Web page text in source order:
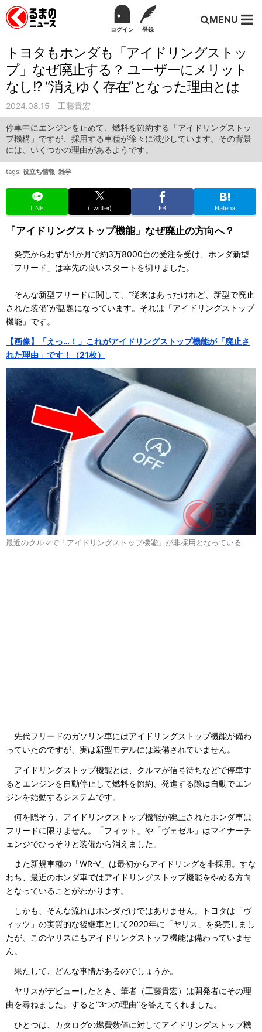
ログイン 登録
MENU
トヨタもホンダも「アイドリングストッ
プ」なぜ廃止する？ ユーザーにメリット
なし!? “消えゆく存在”となった理由とは
2024.08.15 工藤貴宏
停車中にエンジンを止めて、燃料を節約する「アイドリングストッ
プ機構」ですが、採用する車種が徐々に減少しています。その背景
には、いくつかの理由があるようです。
tags: 役立ち情報, 雑学
LINE (Twitter) FB Hatena
「アイドリングストップ機能」なぜ廃止の方向へ？
発売からわずか1か月で約3万8000台の受注を受け、ホンダ新型
「フリード」は幸先の良いスタートを切りました。
そんな新型フリードに関して、“従来はあったけれど、新型で廃止
された装備”が話題になっています。それは「アイドリングストップ
機能」です。
【画像】「えっ…！」これがアイドリングストップ機能が「廃止さ
れた理由」です！（21枚）
最近のクルマで「アイドリングストップ機能」が非採用となっている
先代フリードのガソリン車にはアイドリングストップ機能が備わ
っていたのですが、実は新型モデルには装備されていません。
アイドリングストップ機能とは、クルマが信号待ちなどで停車す
るとエンジンを自動停止して燃料を節約、発進する際は自動でエン
ジンを始動するシステムです。
何を隠そう、アイドリングストップ機能が廃止されたホンダ車は
フリードに限りません。「フィット」や「ヴェゼル」はマイナーチ
ェンジでひっそりと装備から消えました。
また新規車種の「WR-V」は最初からアイドリングを非採用。すな
わち、最近のホンダ車ではアイドリングストップ機能をやめる方向
となっていることがわかります。
しかも、そんな流れはホンダだけではありません。トヨタは「ヴ
ィッツ」の実質的な後継車として2020年に「ヤリス」を発売しまし
たが、このヤリスにもアイドリングストップ機能は備わっていませ
ん。
果たして、どんな事情があるのでしょうか。
ヤリスがデビューしたとき、筆者（工藤貴宏）は開発者にその理
由を尋ねました。すると“3つの理由”を答えてくれました。
ひとつは、カタログの燃費数値に対してアイドリングストップ機